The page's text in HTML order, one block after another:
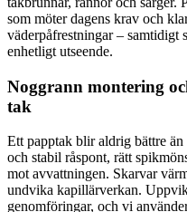
som möter dagens krav och
väderpåfrestningar – samtidigt
enhetligt utseende.
Noggrann montering
tak
Ett papptak blir aldrig bättre
och stabil råspont, rätt
mot avvattningen. Skarvar
undvika kapillärverkan.
genomföringar, och vi